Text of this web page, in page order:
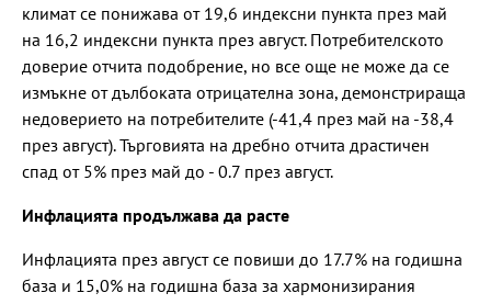
климат се понижава от 19,6 индексни пункта през май
на 16,2 индексни пункта през август. Потребителското
доверие отчита подобрение, но все още не може да се
измъкне от дълбоката отрицателна зона, демонстрираща
недоверието на потребителите (-41,4 през май на -38,4
през август). Търговията на дребно отчита драстичен
спад от 5% през май до - 0.7 през август.
Инфлацията продължава да расте
Инфлацията през август се повиши до 17.7% на годишна
база и 15,0% на годишна база за хармонизирания